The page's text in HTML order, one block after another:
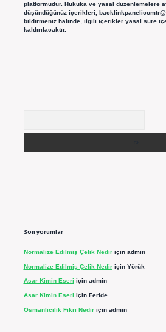
platformudur. Hukuka ve yasal düzenlemelere
düşündüğünüz içerikleri,
bildirmeniz halinde, ilgili içerikler yasal süre
kaldırılacaktır.
Son yorumlar
Normalize Edilmiş Çelik Nediriçin admin
Normalize Edilmiş Çelik Nediriçin Yörük
Asar Kimin Eseri için admin
Asar Kimin Eseri için Feride
Osmanlıcılık Fikri Nediriçin admin